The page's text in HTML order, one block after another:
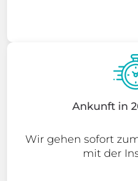
Ankunft in
Wir gehen sofort
mit der